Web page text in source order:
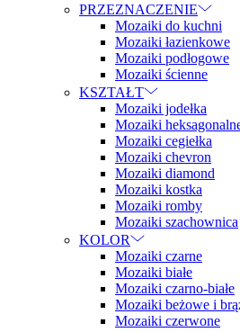
PRZEZNACZENIE
Mozaiki do kuchni
Mozaiki łazienkowe
Mozaiki podłogowe
Mozaiki ścienne
KSZTAŁT
Mozaiki jodełka
Mozaiki
Mozaiki cegiełka
Mozaiki chevron
Mozaiki diamond
Mozaiki kostka
Mozaiki romby
Mozaiki szachownica
KOLOR
Mozaiki czarne
Mozaiki białe
Mozaiki czarno-białe
Mozaiki beżowe i
Mozaiki czerwone